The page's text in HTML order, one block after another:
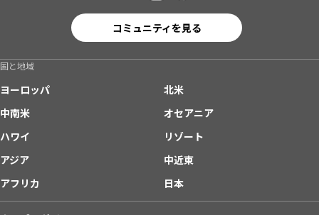
コミュニティを見る
国と地域
ヨーロッパ
北米
中南米
オセアニア
ハワイ
リゾート
アジア
中近東
アフリカ
日本